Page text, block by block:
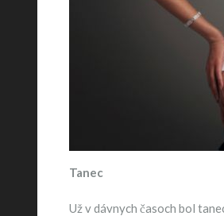
Tanec
Už v dávnych časoch bol